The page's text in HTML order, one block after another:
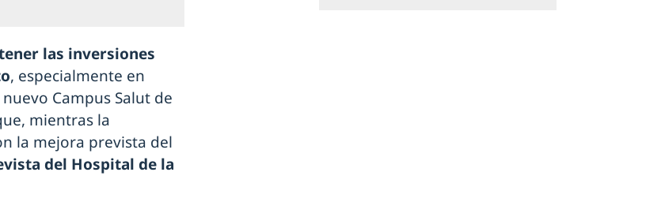
las inversiones
, especialmente en
Campus Salut de
mientras la
la mejora prevista del
del Hospital de la